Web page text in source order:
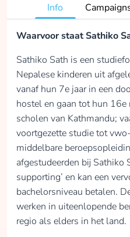
Info
Waarvoor staat Sathiko
Sathiko Sath is een
Nepalese kinderen uit
vanaf hun 7e jaar in een
hostel en gaan tot hun 16e
scholen van Kathmandu;
voortgezette studie tot
middelbare
afgestudeerden bij Sathiko
supporting’ en kan een
bachelorsniveau betalen.
werken in uiteenlopende
regio als elders in het land.